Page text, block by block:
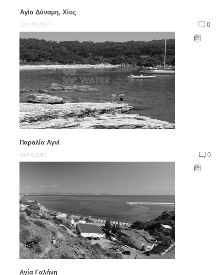
Αγία Δύναμη, Χίος
Σεπ 19,2017 0
Παραλία Αγνί
Ιούλ 6,2017 0
Αγία Γαλήνη